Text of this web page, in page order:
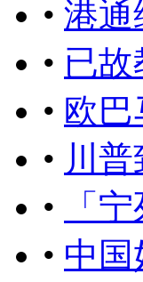
• 港通
• 已
• 欧
• 川
•
「
• 中